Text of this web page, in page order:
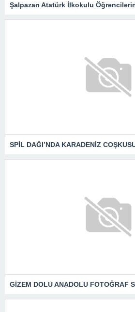
SPİL DAĞI’NDA KARADENİZ